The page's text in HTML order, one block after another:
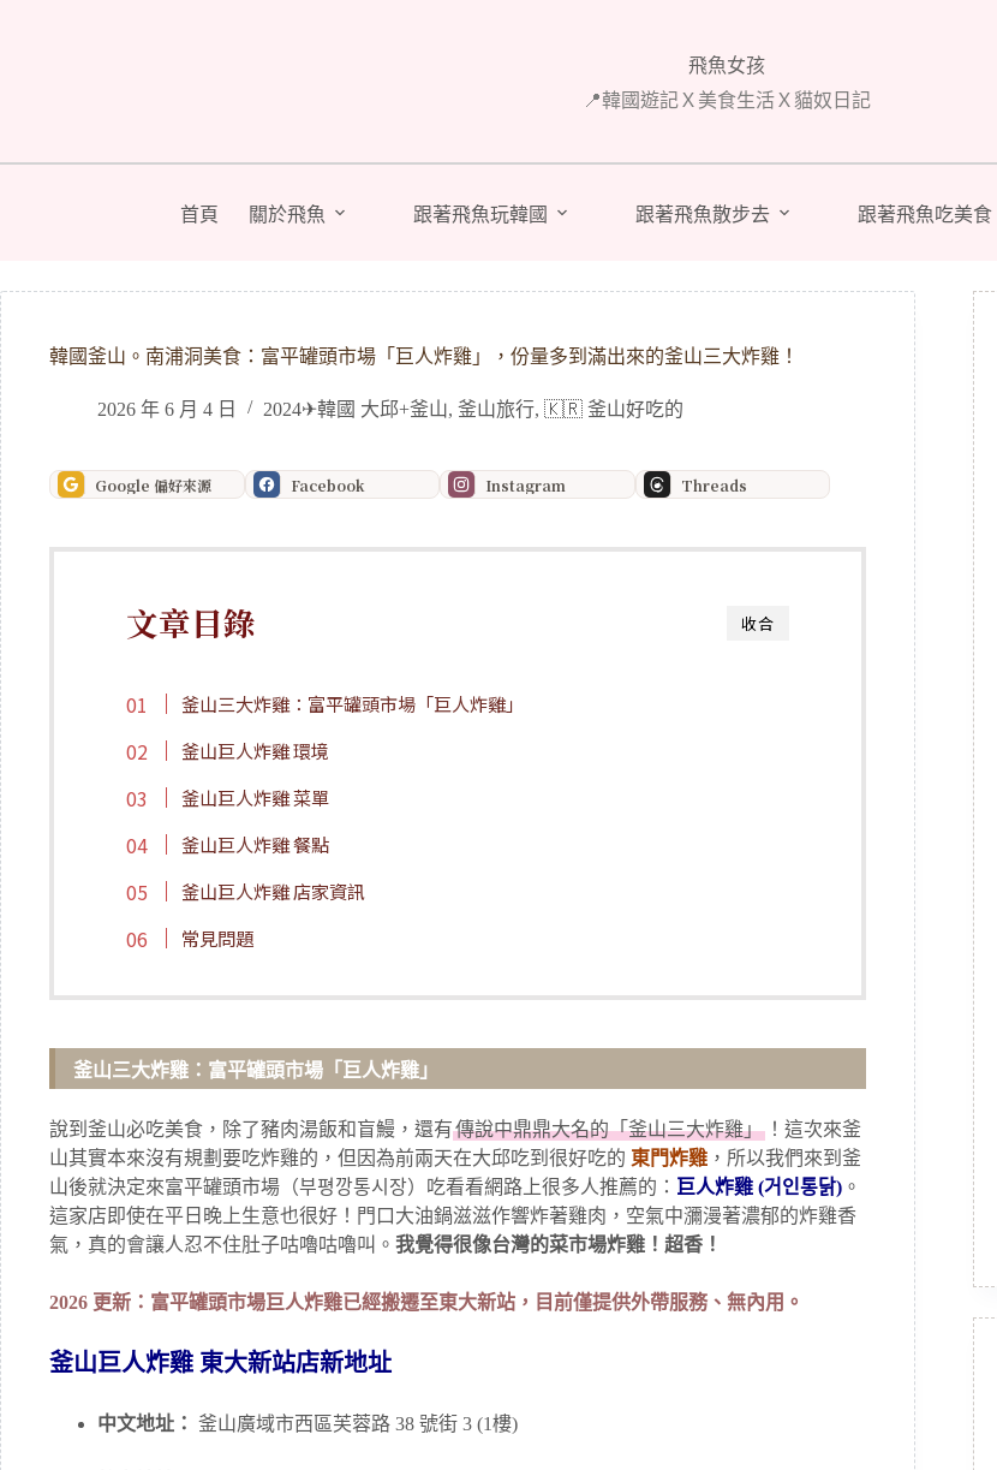
容
飛魚女孩
📍韓國遊記Ｘ美食生活Ｘ貓奴日記
首頁 關於飛魚 跟著飛魚玩韓國 跟著飛魚散步去 跟著飛魚吃美食
韓國釜山。南浦洞美食：富平罐頭市場「巨人炸雞」，份量多到滿出來的釜山三大炸雞！
2026 年 6 月 4 日 2024✈韓國 大邱+釜山, 釜山旅行, 🇰🇷 釜山好吃的
Google 偏好來源 Facebook Instagram Threads
收合
文章目錄
釜山三大炸雞：富平罐頭市場「巨人炸雞」
釜山巨人炸雞 環境
釜山巨人炸雞 菜單
釜山巨人炸雞 餐點
釜山巨人炸雞 店家資訊
常見問題
釜山三大炸雞：富平罐頭市場「巨人炸雞」
說到釜山必吃美食，除了豬肉湯飯和盲鰻，還有傳說中鼎鼎大名的「釜山三大炸雞」 ！這次來釜
山其實本來沒有規劃要吃炸雞的，但因為前兩天在大邱吃到很好吃的 東門炸雞 ，所以我們來到釜
山後就決定來富平罐頭市場（부평깡통시장）吃看看網路上很多人推薦的： 巨人炸雞 (거인통닭) 。
這家店即使在平日晚上生意也很好！門口大油鍋滋滋作響炸著雞肉，空氣中瀰漫著濃郁的炸雞香
氣，真的會讓人忍不住肚子咕嚕咕嚕叫。 我覺得很像台灣的菜市場炸雞！超香！
2026 更新：富平罐頭市場巨人炸雞已經搬遷至東大新站，目前僅提供外帶服務、無內用。
釜山巨人炸雞 東大新站店新地址
中文地址： 釜山廣域市西區芙蓉路 38 號街 3 (1樓)